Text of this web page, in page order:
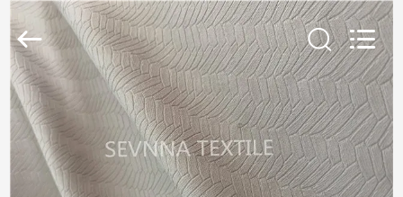
EV
ÜRÜN:%
S
SEVNNA
TEXTILE.
Rights
Reserved.